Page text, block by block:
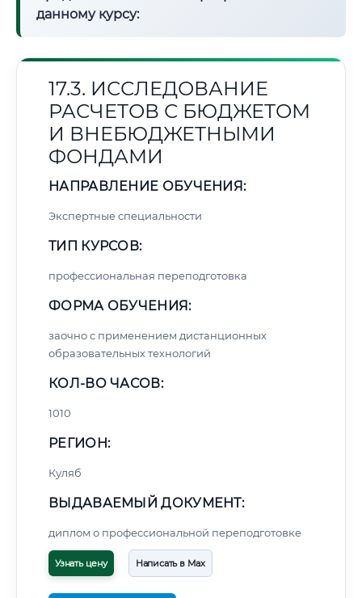
данному курсу:
17.3. ИССЛЕДОВАНИЕ
РАСЧЕТОВ С БЮДЖЕТОМ
И ВНЕБЮДЖЕТНЫМИ
ФОНДАМИ
НАПРАВЛЕНИЕ ОБУЧЕНИЯ:
Экспертные специальности
ТИП КУРСОВ:
профессиональная переподготовка
ФОРМА ОБУЧЕНИЯ:
заочно с применением дистанционных
образовательных технологий
КОЛ-ВО ЧАСОВ:
1010
РЕГИОН:
Куляб
ВЫДАВАЕМЫЙ ДОКУМЕНТ:
диплом о профессиональной переподготовке
Узнать цену Написать в Max